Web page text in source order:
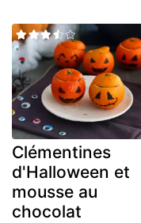
Clémentines
d'Halloween et
mousse au
chocolat